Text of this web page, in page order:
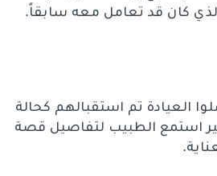
كان قد تعامل معه سابقاً.
العيادة تم استقبالهم كحالة
استمع الطبيب لتفاصيل قصة